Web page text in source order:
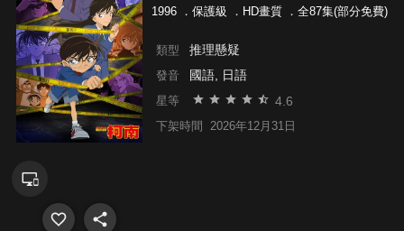
1996 ． 保護級 ．HD畫質 ．全87集(部分免費)
類型 推理懸疑
發音 國語, 日語
星等 4.6
下架時間 2026年12月31日